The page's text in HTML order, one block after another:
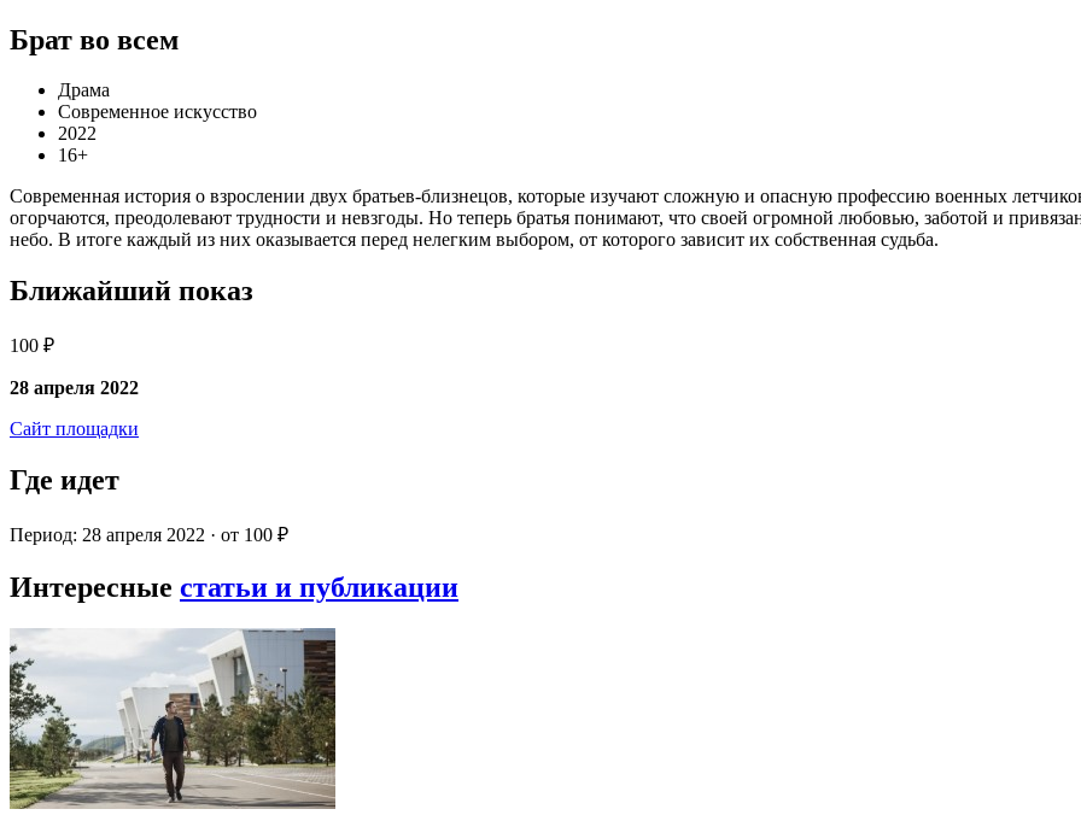
Брат во всем
Драма
Современное искусство
2022
16+
Современная история о взрослении двух братьев-близнецов, которые изучают сложную и опасную профессию военных
огорчаются, преодолевают трудности и невзгоды. Но теперь братья понимают, что своей огромной любовью, заботой и
небо. В итоге каждый из них оказывается перед нелегким выбором, от которого зависит их собственная судьба.
Ближайший показ
100 ₽
28 апреля 2022
Сайт площадки
Где идет
Период: 28 апреля 2022 · от 100 ₽
Интересные статьи и публикации